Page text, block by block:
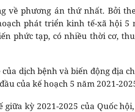
về phương án thứ nhất. Bởi
phát triển kinh tế-xã hội 5
phức tạp, có nhiều thời cơ,
của dịch bệnh và biến động địa
của kế hoạch 5 năm 2021-
giữa kỳ 2021-2025 của Quốc